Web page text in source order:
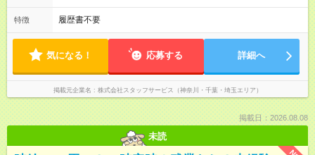
特徴 履歴書不要
気になる！ 応募する 詳細へ
掲載元企業名 株式会社スタッフサービス（神奈川・千葉・埼玉エリア）
掲載日：2026.08.08
未読